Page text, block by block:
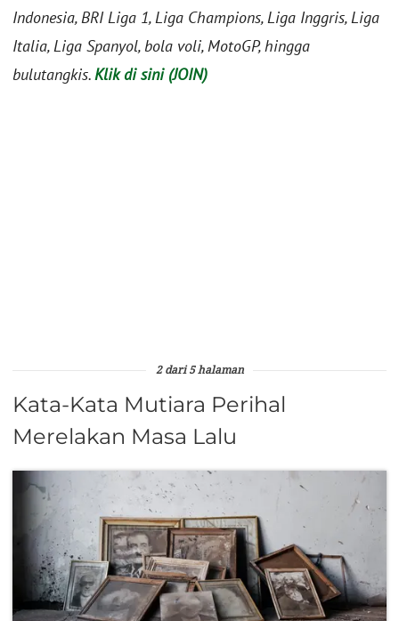
Indonesia, BRI Liga 1, Liga Champions, Liga Inggris, Liga
Italia, Liga Spanyol, bola voli, MotoGP, hingga
bulutangkis.Klik di sini (JOIN)
2 dari 5 halaman
Kata-Kata Mutiara Perihal
Merelakan Masa Lalu